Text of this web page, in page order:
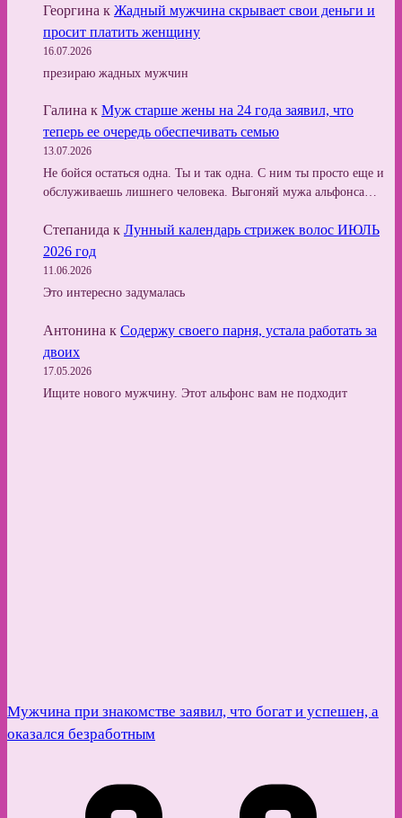
Георгина к Жадный мужчина скрывает свои деньги и
просит платить женщину
16.07.2026
презираю жадных мужчин
Галина к Муж старше жены на 24 года заявил, что
теперь ее очередь обеспечивать семью
13.07.2026
Не бойся остаться одна. Ты и так одна. С ним ты просто еще и
обслуживаешь лишнего человека. Выгоняй мужа альфонса…
Степанида к Лунный календарь стрижек волос ИЮЛЬ
2026 год
11.06.2026
Это интересно задумалась
Антонина к Содержу своего парня, устала работать за
двоих
17.05.2026
Ищите нового мужчину. Этот альфонс вам не подходит
Мужчина при знакомстве заявил, что богат и успешен, а
оказался безработным